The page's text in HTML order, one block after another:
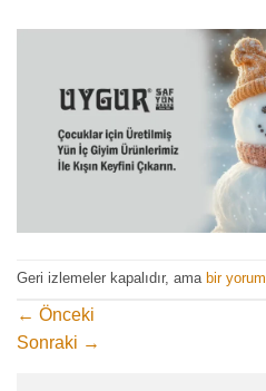
Geri izlemeler kapalıdır, ama bir yorum
← Önceki
Sonraki →